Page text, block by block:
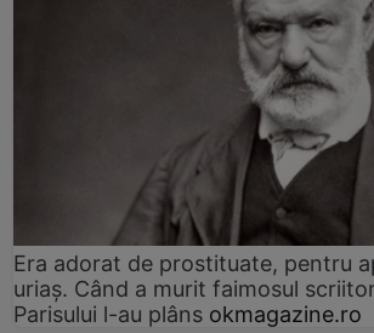
Era adorat de prostituate, pentru
uriaș. Când a murit faimosul
Parisului l-au plâns okmagazine.ro